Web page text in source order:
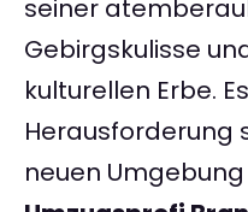
seiner
Gebirgskulisse
kulturellen Erbe.
Herausforderung
neuen